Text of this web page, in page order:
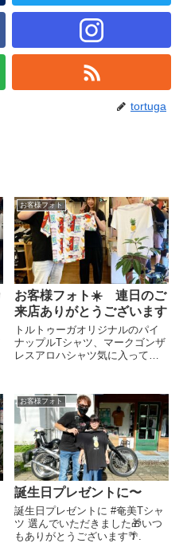
tortuga
お客様フォト
お客様フォト☀️ 連日のご
来店ありがとうございます
トルトゥーガオリジナルのパイ
ナップルTシャツ、マークゴンザ
レスアロハシャツ気に入ってい
連日のご来店ありがとうござい
ます！
お客様フォト
誕生日プレゼントに〜
誕生日プレゼントに #奄美Tシャ
ツ 選んでいただきました🎁いつ
もありがとうございます🌴.